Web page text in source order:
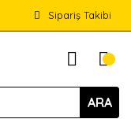
Sipariş Takibi
ARA